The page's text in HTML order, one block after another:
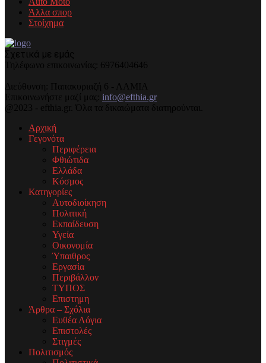
Άλλα σπορ
Στοίχημα
Σχετικά με εμάς
Τηλέφωνo επικοινωνίας: 6976404646
Διεύθυνση: Παπακυριαζή 6 - ΛΑΜΙΑ
Επικοινωνήστε μαζί μας: info@efthia.gr
@2023 - efthia.gr. Όλα τα δικαιώματα διατηρούνται.
Αρχική
Γεγονότα
Περιφέρεια
Φθιώτιδα
Ελλάδα
Κόσμος
Κατηγορίες
Αυτοδιοίκηση
Πολιτική
Εκπαίδευση
Υγεία
Οικονομία
Ύπαιθρος
Εργασία
Περιβάλλον
ΤΥΠΟΣ
Επιστημη
Άρθρα – Σχόλια
Ευθέα Λόγια
Επιστολές
Στιγμές
Πολιτισμός